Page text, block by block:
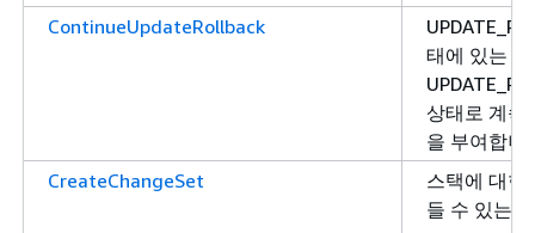
ContinueUpdateRollback
태에 있는
상태로 계속
을 부여합니
CreateChangeSet
스택에 대한
들 수 있는